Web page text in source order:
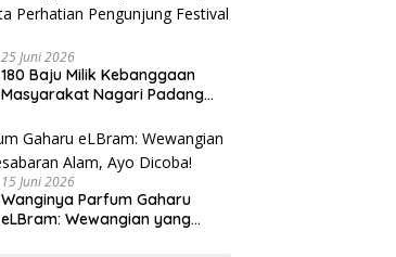
25 Juni 2026
180 Baju Milik Kebanggaan
Masyarakat Nagari Padang
Pengunjung Festival
Minangkabau
15 Juni 2026
Wanginya Parfum Gaharu
eLBram: Wewangian yang